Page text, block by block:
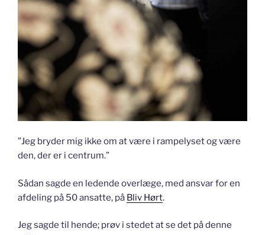
”Jeg bryder mig ikke om at være i rampelyset og være
den, der er i centrum.”
Sådan sagde en ledende overlæge, med ansvar for en
afdeling på 50 ansatte, på Bliv Hørt.
Jeg sagde til hende; prøv i stedet at se det på denne